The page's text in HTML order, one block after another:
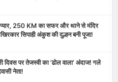
250 KM का सफर और थाने से मंदिर
सिपाही अंकुश की दुल्हन बनी पूजा!
दिवस पर तेजस्वी का ‘ढोल वाला’ अंदाज! गले
नेता!